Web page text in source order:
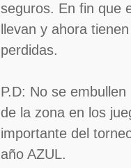
seguros. En fin que
llevan y ahora
perdidas.
P.D: No se
de la zona en los
importante del
año AZUL.